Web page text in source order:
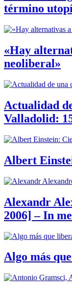
término
«Hay
neoliberal»
Actualidad
Valladolid:
Albert
Alexandr
2006] – In
Algo más